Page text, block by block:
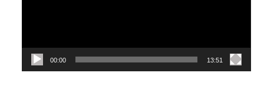
00:00 13:51